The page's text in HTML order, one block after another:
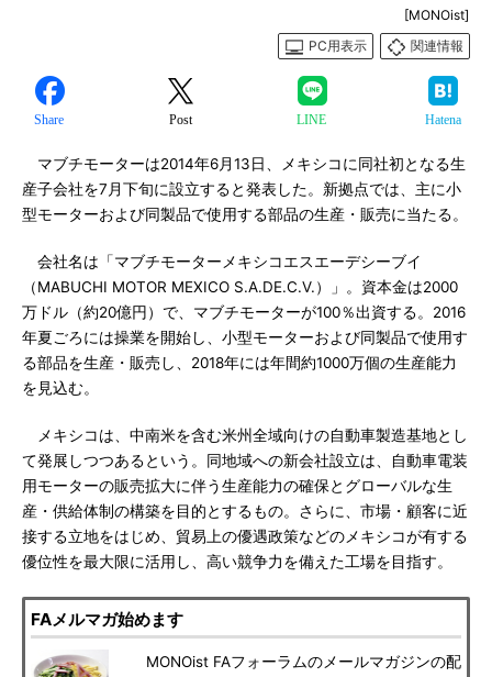
[MONOist]
PC用表示
関連情報
Share Post LINE Hatena
マブチモーターは2014年6月13日、メキシコに同社初となる生
産子会社を7月下旬に設立すると発表した。新拠点では、主に小
型モーターおよび同製品で使用する部品の生産・販売に当たる。
会社名は「マブチモーターメキシコエスエーデシーブイ
（MABUCHI MOTOR MEXICO S.A.DE.C.V.）」。資本金は2000
万ドル（約20億円）で、マブチモーターが100％出資する。2016
年夏ごろには操業を開始し、小型モーターおよび同製品で使用す
る部品を生産・販売し、2018年には年間約1000万個の生産能力
を見込む。
メキシコは、中南米を含む米州全域向けの自動車製造基地とし
て発展しつつあるという。同地域への新会社設立は、自動車電装
用モーターの販売拡大に伴う生産能力の確保とグローバルな生
産・供給体制の構築を目的とするもの。さらに、市場・顧客に近
接する立地をはじめ、貿易上の優遇政策などのメキシコが有する
優位性を最大限に活用し、高い競争力を備えた工場を目指す。
FAメルマガ始めます
MONOist FAフォーラムのメールマガジンの配